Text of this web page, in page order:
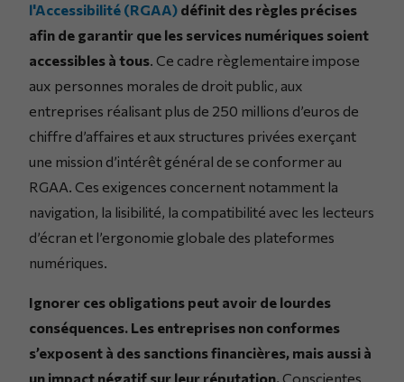
l'Accessibilité (RGAA) définit des règles précises
afin de garantir que les services numériques soient
accessibles à tous. Ce cadre règlementaire impose
aux personnes morales de droit public, aux
entreprises réalisant plus de 250 millions d’euros de
chiffre d’affaires et aux structures privées exerçant
une mission d’intérêt général de se conformer au
RGAA. Ces exigences concernent notamment la
navigation, la lisibilité, la compatibilité avec les lecteurs
d’écran et l’ergonomie globale des plateformes
numériques.
Ignorer ces obligations peut avoir de lourdes
conséquences. Les entreprises non conformes
s’exposent à des sanctions financières, mais aussi à
un impact négatif sur leur réputation. Conscientes